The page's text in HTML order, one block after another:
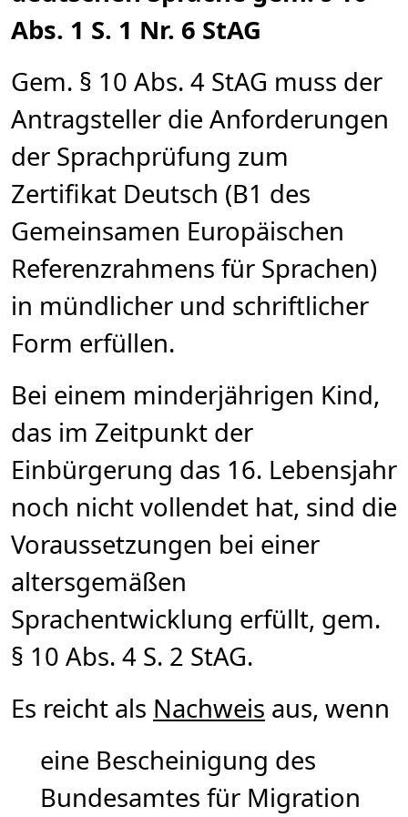
Abs. 1 S. 1 Nr. 6 StAG
Gem. § 10 Abs. 4 StAG muss der
Antragsteller die Anforderungen
der Sprachprüfung zum
Zertifikat Deutsch (B1 des
Gemeinsamen Europäischen
Referenzrahmens für Sprachen)
in mündlicher und schriftlicher
Form erfüllen.
Bei einem minderjährigen Kind,
das im Zeitpunkt der
Einbürgerung das 16. Lebensjahr
noch nicht vollendet hat, sind die
Voraussetzungen bei einer
altersgemäßen
Sprachentwicklung erfüllt, gem.
§ 10 Abs. 4 S. 2 StAG.
Es reicht als Nachweis aus, wenn
eine Bescheinigung des
Bundesamtes für Migration